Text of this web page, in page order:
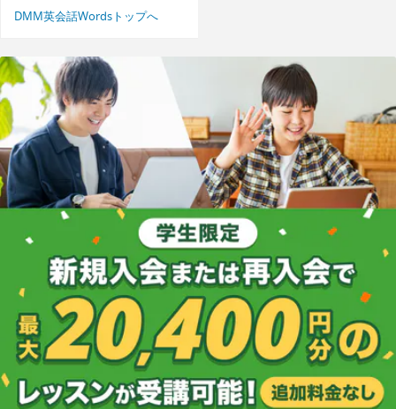
DMM英会話Wordsトップへ